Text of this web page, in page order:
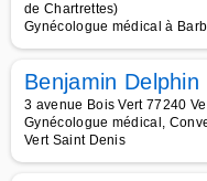
de Chartrettes)
Gynécologue médical à
Benjamin Delphin
3 avenue Bois Vert 77240
Gynécologue médical,
Vert Saint Denis